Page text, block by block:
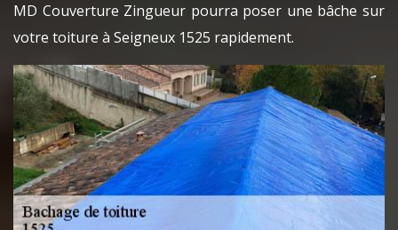
MD Couverture Zingueur pourra poser une bâche sur
votre toiture à Seigneux 1525 rapidement.